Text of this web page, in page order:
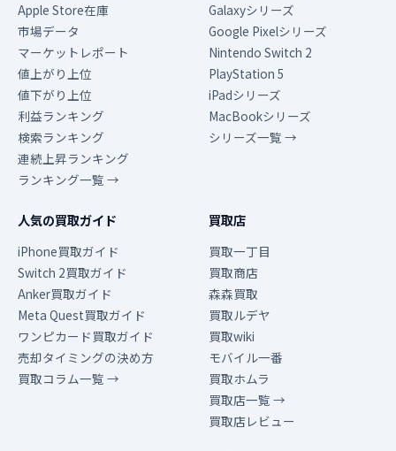
Apple Store在庫
市場データ
マーケットレポート
値上がり上位
値下がり上位
利益ランキング
検索ランキング
連続上昇ランキング
ランキング一覧 →
Galaxyシリーズ
Google Pixelシリーズ
Nintendo Switch 2
PlayStation 5
iPadシリーズ
MacBookシリーズ
シリーズ一覧 →
人気の買取ガイド
iPhone買取ガイド
Switch 2買取ガイド
Anker買取ガイド
Meta Quest買取ガイド
ワンピカード買取ガイド
売却タイミングの決め方
買取コラム一覧 →
買取店
買取一丁目
買取商店
森森買取
買取ルデヤ
買取wiki
モバイル一番
買取ホムラ
買取店一覧 →
買取店レビュー